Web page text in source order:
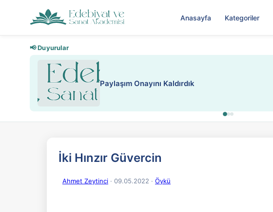
Anasayfa Kategoriler
📢 Duyurular
İki Hınzır Güvercin
Ahmet Zeytinci · 09.05.2022 · Öykü